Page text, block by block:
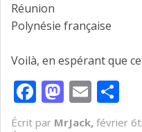
Réunion
Polynésie française
Voilà, en espérant que
Facebook
Email
Écrit par MrJack, février